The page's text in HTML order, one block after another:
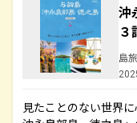
沖
３
島旅
見たことのない世界